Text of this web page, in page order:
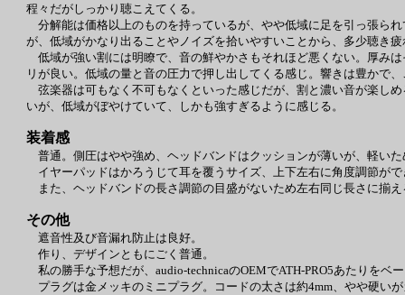
程々だがしっかり聴こえてくる。
分解能は価格以上のものを持っているが、やや低域に足を引っ張ら
が、低域がかなり出ることやノイズを拾いやすいことから、多少聴き
低域が強い割には明瞭で、音の鮮やかさもそれほど悪くない。厚み
リが良い。低域の量と音の圧力で押し出してくる感じ。響きは豊かで
弦楽器は可もなく不可もなくといった感じだが、割と濃い音が楽し
いが、低域がぼやけていて、しかも強すぎるように感じる。
装着感
普通。側圧はやや強め、ヘッドバンドはクッションが薄いが、軽い
イヤーパッドはかろうじて耳を覆うサイズ、上下左右に角度調節が
また、ヘッドバンドの長さ調節の目盛がないため左右同じ長さに揃
その他
遮音性及び音漏れ防止は良好。
作り、デザインともにごく普通。
私の勝手な予想だが、audio-technicaのOEMでATH-PRO5あたりをベ
プラグは金メッキのミニプラグ。コードの太さは約4mm、やや硬い